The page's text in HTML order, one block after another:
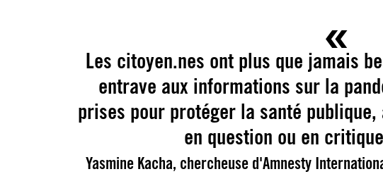
Les citoyen.nes ont plus que jamais
entrave aux informations sur la
prises pour protéger la santé
en question ou en
Yasmine Kacha, chercheuse d'Amnesty